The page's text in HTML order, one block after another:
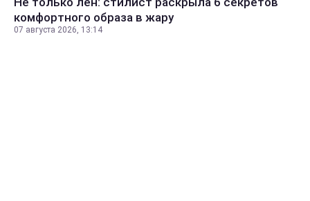
комфортного образа в жару
07 августа 2026, 13:14